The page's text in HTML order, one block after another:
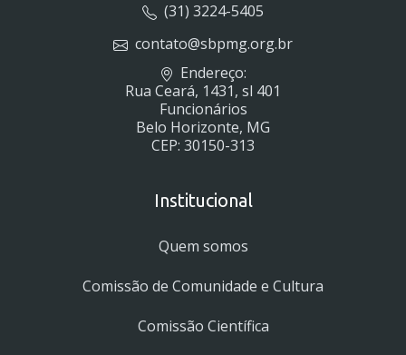
(31) 3224-5405
contato@sbpmg.org.br
Endereço:
Rua Ceará, 1431, sl 401
Funcionários
Belo Horizonte, MG
CEP: 30150-313
Institucional
Quem somos
Comissão de Comunidade e Cultura
Comissão Científica